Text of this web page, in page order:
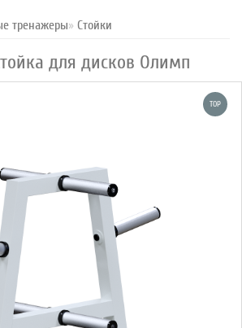
тренажеры Стойки
для дисков Олимп
TOP